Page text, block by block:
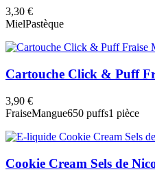
3,30 €
MielPastèque
Cartouche Click & Puff
3,90 €
FraiseMangue650 puffs1 pièce
Cookie Cream Sels de